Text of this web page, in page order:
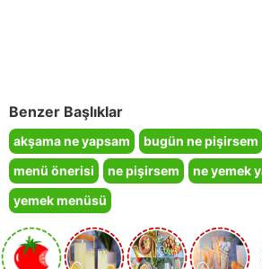
Benzer Başlıklar
akşama ne yapsam bugün ne pişirsem
menü önerisi
ne pişirsem
ne yemek
yemek menüsü